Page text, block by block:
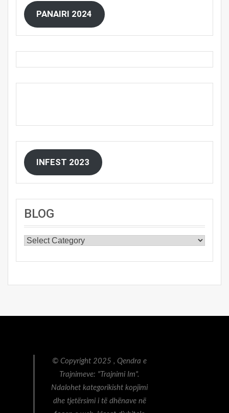
PANAIRI 2024
INFEST 2023
BLOG
BLOG
© Copyright 2025 , Qendra e
Trajnimeve: "Trajnimi Im".
Ndalohet kategorikisht kopjimi
dhe tjetërsimi i të dhënave në